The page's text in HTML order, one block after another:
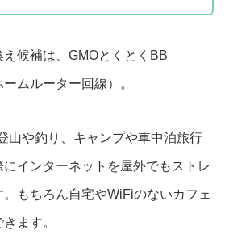
候補は、 GMOとくとくBB
ームルーター回線）。
山や釣り、キャンプや車中泊旅行
インターネットを屋外でもストレ
。もちろん自宅やWiFiのないカフェ
ます。